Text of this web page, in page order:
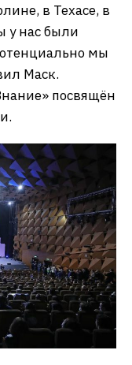
в Техасе, в
у нас были
мы
Маск.
посвящён